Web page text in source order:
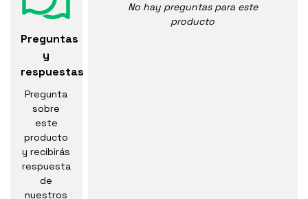
Preguntas
y
respuestas
Pregunta
sobre
este
producto
y recibirás
respuesta
de
nuestros
No hay preguntas para este
producto